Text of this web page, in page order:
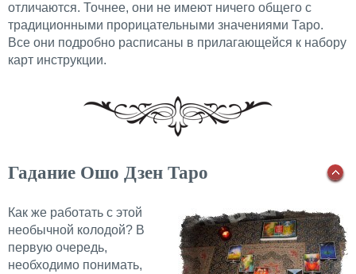
отличаются. Точнее, они не имеют ничего общего с
традиционными прорицательными значениями Таро.
Все они подробно расписаны в прилагающейся к набору
карт инструкции.
Гадание Ошо Дзен Таро
Как же работать с этой
необычной колодой? В
первую очередь,
необходимо понимать,